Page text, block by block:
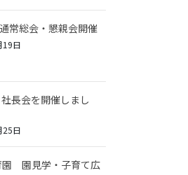
常総会・懇親会開催
19日
長会を開催しまし
25日
園 園見学・子育て広